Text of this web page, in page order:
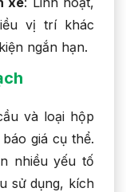
vị trí khác
ngắn hạn.
và loại hộp
giá cụ thể.
nhiều yếu tố
sử dụng, kích